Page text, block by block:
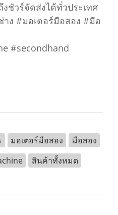
ชัวร์จัดส่งได้ทั่วประเทศ
าง #มอเตอร์มือสอง #มือ
#secondhand
มอเตอร์มือสอง
มือสอง
สินค้าทั้งหมด